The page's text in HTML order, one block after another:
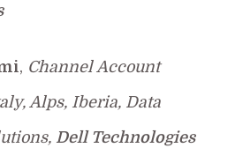
, Channel Account
Alps, Iberia, Data
Dell Technologies